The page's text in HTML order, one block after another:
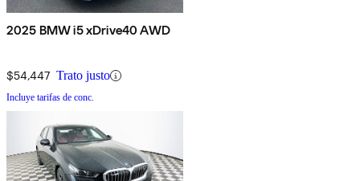
2025 BMW i5 xDrive40 AWD
$54,447 Trato justo
Incluye tarifas de conc.